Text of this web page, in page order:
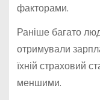
факторами.
Раніше багато
отримували
їхній страховий
меншими.